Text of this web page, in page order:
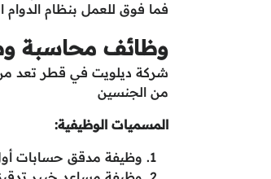
فما فوق للعمل بنظام الدوام
وظائف محاسبة
شركة ديلويت في قطر تعد
من الجنسين
المسميات الوظيفية:
وظيفة مدقق حسابات